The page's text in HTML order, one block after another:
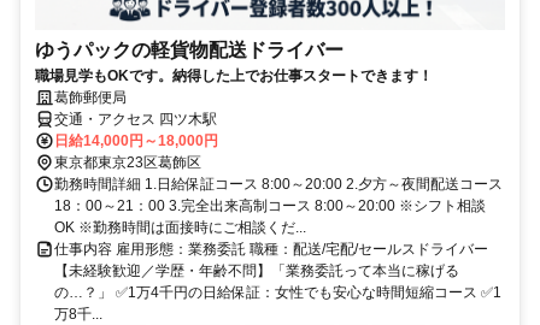
ゆうパックの軽貨物配送ドライバー
職場見学もOKです。納得した上でお仕事スタートできます！
葛飾郵便局
交通・アクセス 四ツ木駅
日給14,000円～18,000円
東京都東京23区葛飾区
勤務時間詳細 1.日給保証コース 8:00～20:00 2.夕方～夜間配送コース
18：00～21：00 3.完全出来高制コース 8:00～20:00 ※シフト相談
OK ※勤務時間は面接時にご相談くだ...
仕事内容 雇用形態：業務委託 職種：配送/宅配/セールスドライバー
【未経験歓迎／学歴・年齢不問】「業務委託って本当に稼げる
の…？」 ✅1万4千円の日給保証：女性でも安心な時間短縮コース ✅1
万8千...